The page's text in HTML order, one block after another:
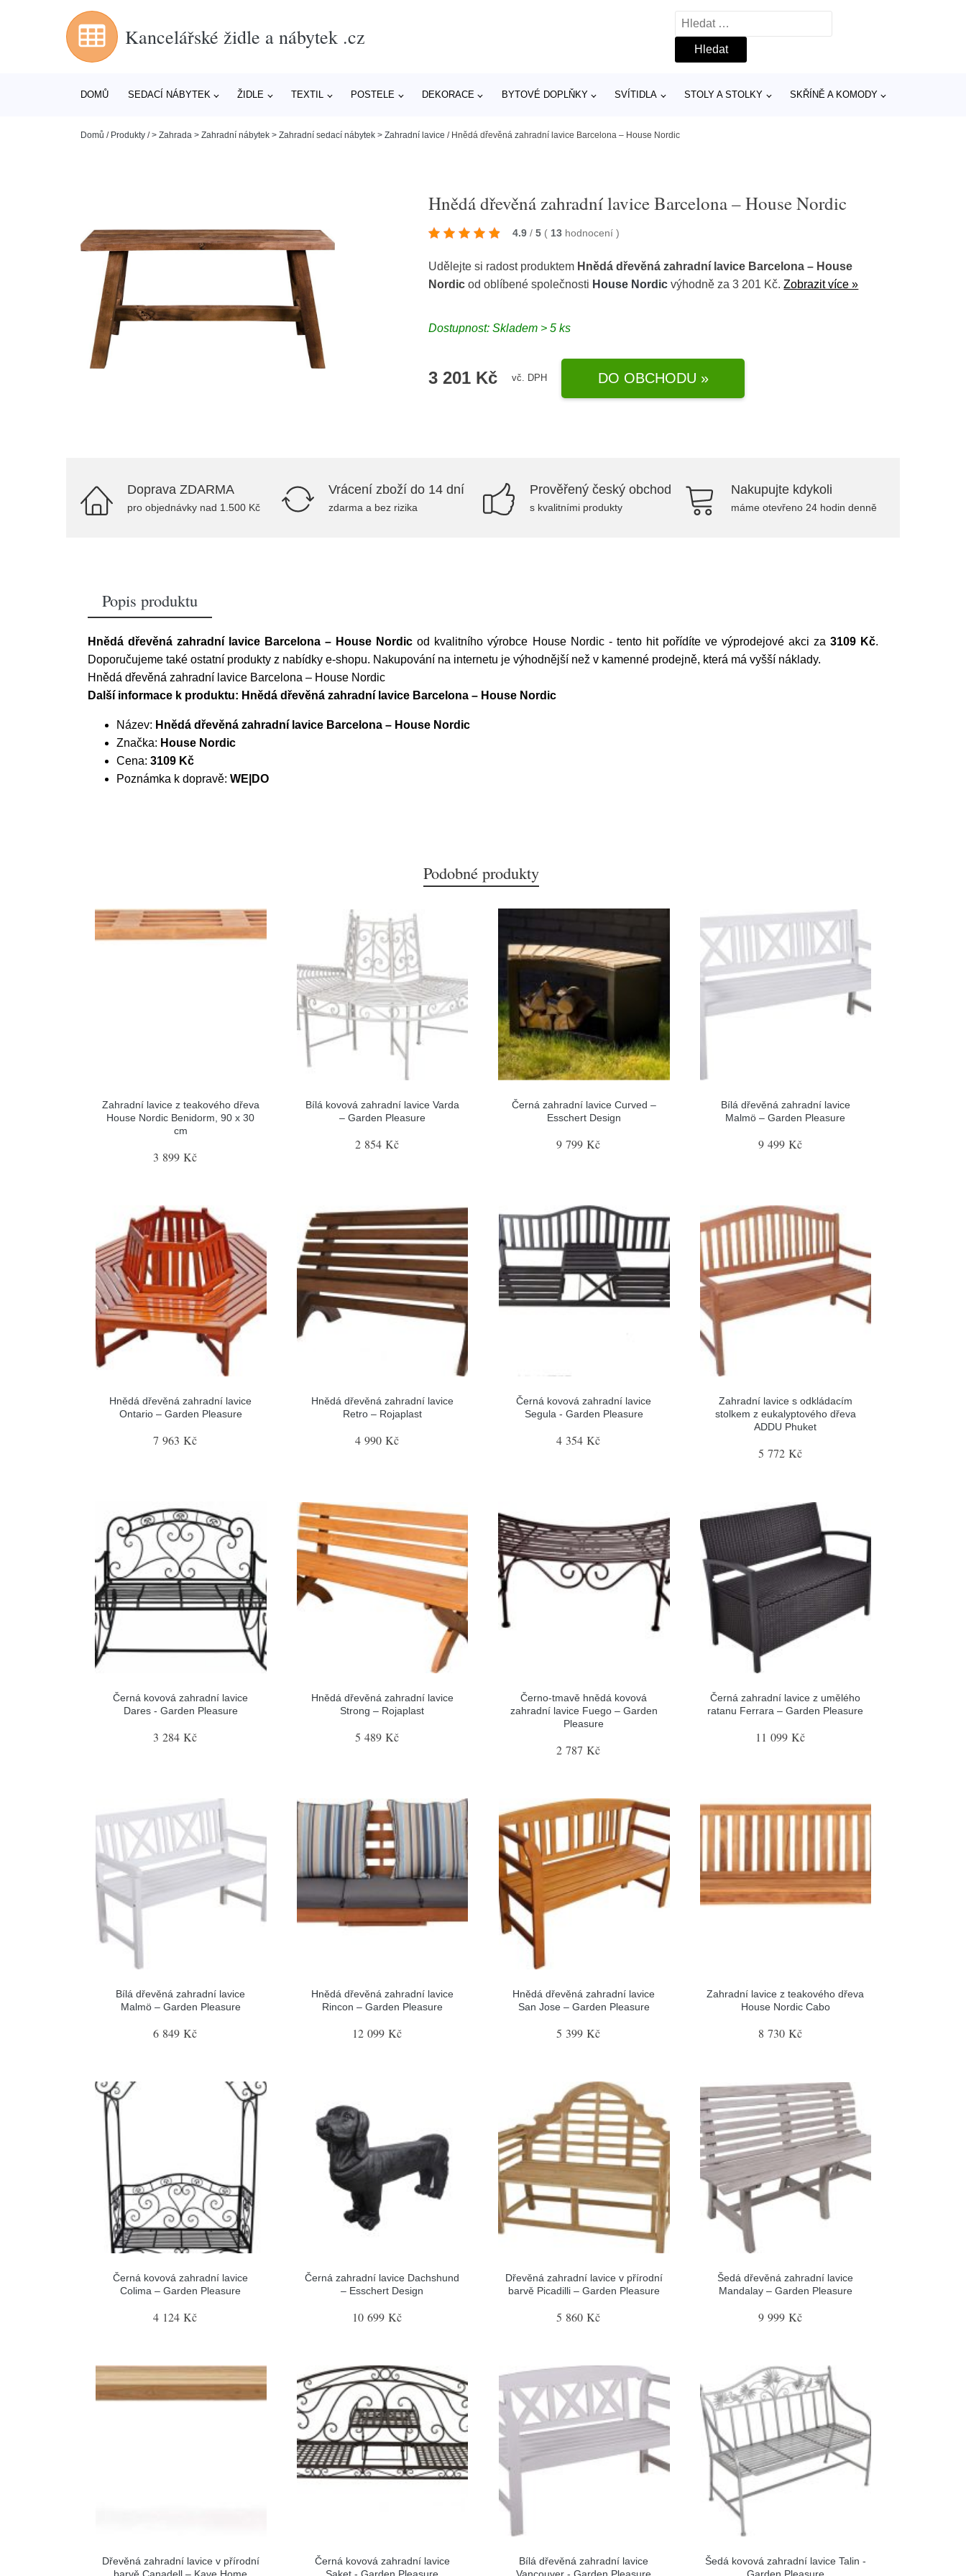
Kancelářské židle a nábytek .cz
Vyhledávání
DOMŮ SEDACÍ NÁBYTEK ŽIDLE TEXTIL POSTELE DEKORACE BYTOVÉ DOPLŇKY SVÍTIDLA STOLY A STOLKY SKŘÍNĚ A KOMODY
Domů / Produkty /> Zahrada > Zahradní nábytek > Zahradní sedací nábytek > Zahradní lavice / Hnědá dřevěná zahradní lavice Barcelona – House Nordic
Hnědá dřevěná zahradní lavice Barcelona – House Nordic
4.9 / 5 ( 13 hodnocení)
Udělejte si radost produktem Hnědá dřevěná zahradní lavice Barcelona – House
Nordic od oblíbené společnosti House Nordic výhodně za 3 201 Kč.Zobrazit více »
Dostupnost: Skladem > 5 ks
3 201 Kč vč. DPH DO OBCHODU »
Doprava ZDARMA
pro objednávky nad 1.500 Kč
Vrácení zboží do 14 dní
zdarma a bez rizika
Prověřený český obchod
s kvalitními produkty
Nakupujte kdykoli
máme otevřeno 24 hodin denně
Popis produktu
Hnědá dřevěná zahradní lavice Barcelona – House Nordic od kvalitního výrobce House Nordic- tento hit pořídíte ve výprodejové akci za 3109 Kč.
Doporučujeme také ostatní produkty z nabídky e-shopu. Nakupování na internetu je výhodnější než v kamenné prodejně, která má vyšší náklady.
Hnědá dřevěná zahradní lavice Barcelona – House Nordic
Další informace k produktu: Hnědá dřevěná zahradní lavice Barcelona – House Nordic
Název: Hnědá dřevěná zahradní lavice Barcelona – House Nordic
Značka: House Nordic
Cena: 3109 Kč
Poznámka k dopravě: WE|DO
Podobné produkty
Zahradní lavice z teakového dřeva
House Nordic Benidorm, 90 x 30
cm
3 899 Kč
Bílá kovová zahradní lavice Varda
– Garden Pleasure
2 854 Kč
Černá zahradní lavice Curved –
Esschert Design
9 799 Kč
Bílá dřevěná zahradní lavice
Malmö – Garden Pleasure
9 499 Kč
Hnědá dřevěná zahradní lavice
Ontario – Garden Pleasure
7 963 Kč
Hnědá dřevěná zahradní lavice
Retro – Rojaplast
4 990 Kč
Černá kovová zahradní lavice
Segula - Garden Pleasure
4 354 Kč
Zahradní lavice s odkládacím
stolkem z eukalyptového dřeva
ADDU Phuket
5 772 Kč
Černá kovová zahradní lavice
Dares - Garden Pleasure
3 284 Kč
Hnědá dřevěná zahradní lavice
Strong – Rojaplast
5 489 Kč
Černo-tmavě hnědá kovová
zahradní lavice Fuego – Garden
Pleasure
2 787 Kč
Černá zahradní lavice z umělého
ratanu Ferrara – Garden Pleasure
11 099 Kč
Bílá dřevěná zahradní lavice
Malmö – Garden Pleasure
6 849 Kč
Hnědá dřevěná zahradní lavice
Rincon – Garden Pleasure
12 099 Kč
Hnědá dřevěná zahradní lavice
San Jose – Garden Pleasure
5 399 Kč
Zahradní lavice z teakového dřeva
House Nordic Cabo
8 730 Kč
Černá kovová zahradní lavice
Colima – Garden Pleasure
4 124 Kč
Černá zahradní lavice Dachshund
– Esschert Design
10 699 Kč
Dřevěná zahradní lavice v přírodní
barvě Picadilli – Garden Pleasure
5 860 Kč
Šedá dřevěná zahradní lavice
Mandalay – Garden Pleasure
9 999 Kč
Dřevěná zahradní lavice v přírodní
Černá kovová zahradní lavice
Bílá dřevěná zahradní lavice
Šedá kovová zahradní lavice Talin -